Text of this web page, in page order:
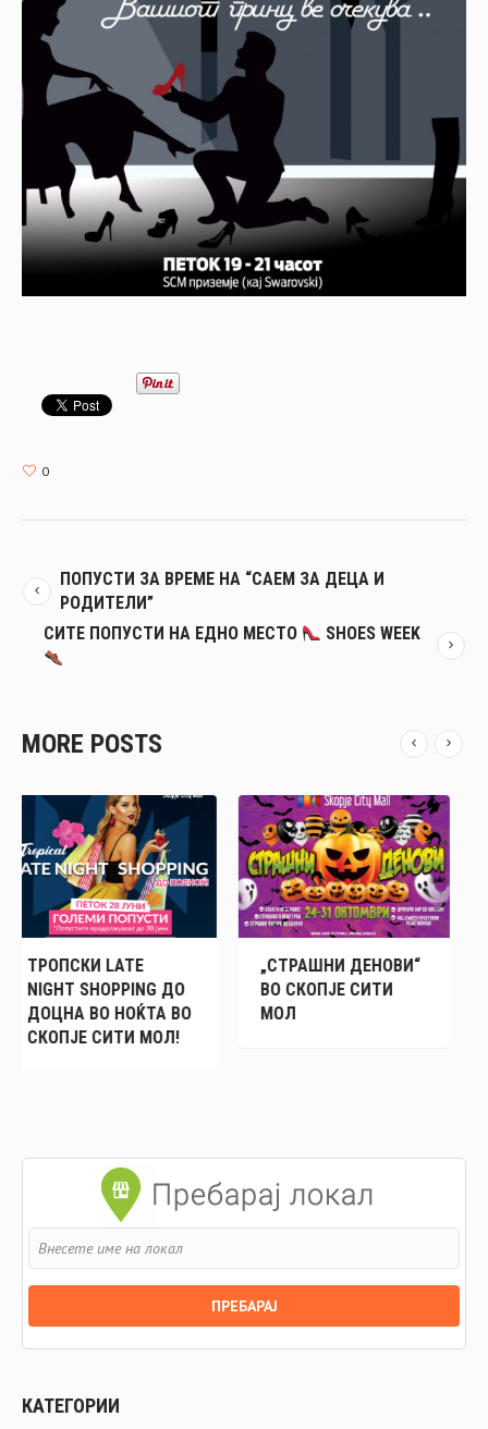
0
ПОПУСТИ ЗА ВРЕМЕ НА “САЕМ ЗА ДЕЦА И
РОДИТЕЛИ”
СИТЕ ПОПУСТИ НА ЕДНО МЕСТО
SHOES WEEK
MORE POSTS
ВО
„СТРАШНИ ДЕНОВИ“
ВО СКОПЈЕ СИТИ
МОЛ
СКОПЈЕ СИТИ МОЛ
ГО БАРА СВОЈОТ